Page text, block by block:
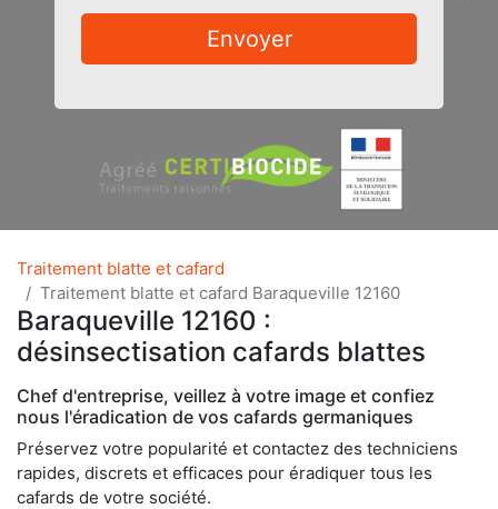
Envoyer
Traitement blatte et cafard
Traitement blatte et cafard Baraqueville 12160
Baraqueville 12160 :
désinsectisation cafards blattes
Chef d'entreprise, veillez à votre image et confiez
nous l'éradication de vos cafards germaniques
Préservez votre popularité et contactez des techniciens
rapides, discrets et efficaces pour éradiquer tous les
cafards de votre société.